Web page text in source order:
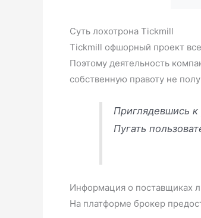
Суть лохотрона Tickmill
Tickmill офшорный проект
Поэтому деятельность
собственную правоту не
Приглядевшись к
Пугать
Информация о поставщиках
На платформе брокер